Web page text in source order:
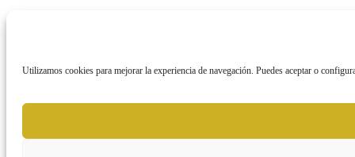
Utilizamos cookies para mejorar la experiencia de navegación. Puedes aceptar o